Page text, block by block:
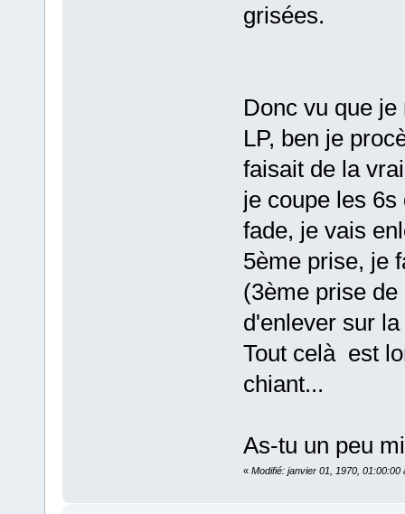
grisées.
Donc vu que
LP, ben je
faisait de la
je coupe les
fade, je vais
5ème prise, je
(3ème prise
d'enlever sur
Tout celà est
chiant...
As-tu un peu
« Modifié: janvier 01, 1970, 01:00:00